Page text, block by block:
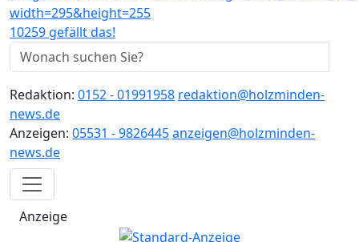
10259 gefällt das!
Redaktion: 0152 - 01991958 redaktion@holzminden-
news.de
Anzeigen: 05531 - 9826445anzeigen@holzminden-
news.de
Anzeige